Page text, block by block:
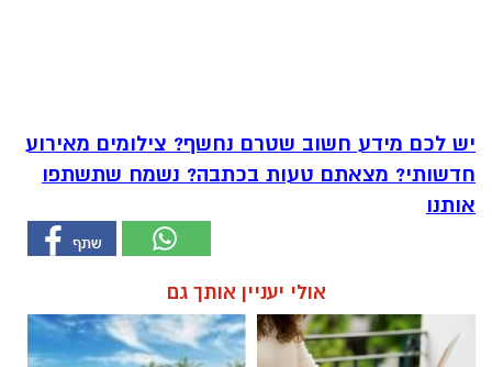
יש לכם מידע חשוב שטרם נחשף? צילומים מאירוע
חדשותי? מצאתם טעות בכתבה? נשמח שתשתפו
אותנו
אולי יעניין אותך גם